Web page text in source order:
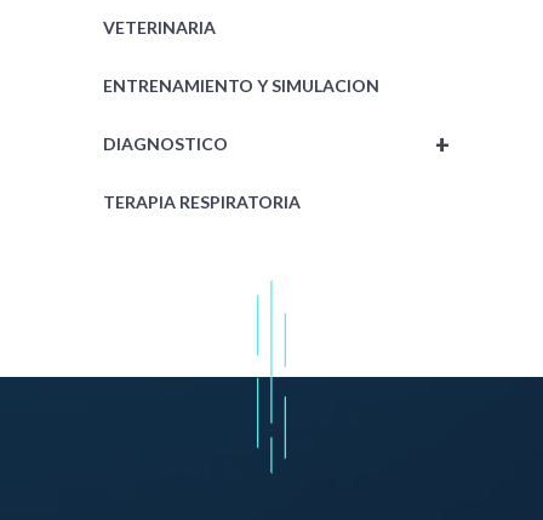
VETERINARIA
ENTRENAMIENTO Y SIMULACION
+
DIAGNOSTICO
TERAPIA RESPIRATORIA